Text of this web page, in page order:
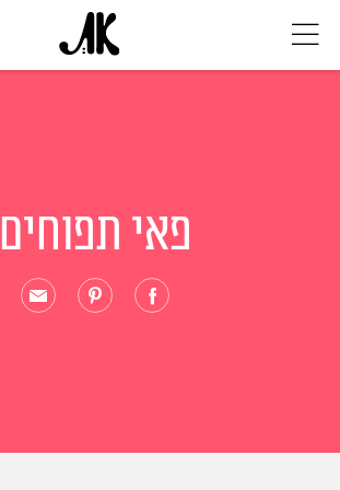
ביוטי
פאי תפוחים